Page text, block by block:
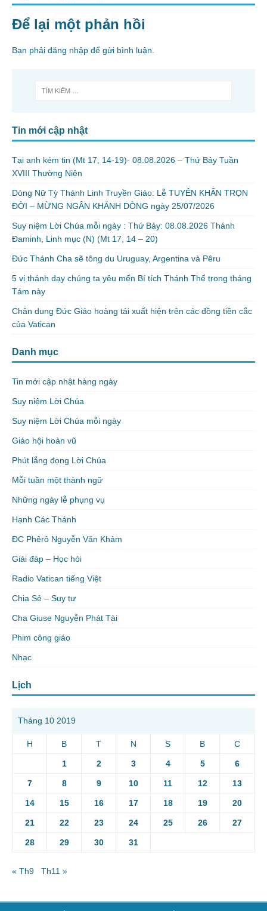
Để lại một phản hồi
Bạn phải đăng nhập để gửi bình luận.
Tin mới cập nhật
Tại anh kém tin (Mt 17, 14-19)- 08.08.2026 – Thứ Bảy Tuần
XVIII Thường Niên
Dòng Nữ Tỳ Thánh Linh Truyền Giáo: Lễ TUYÊN KHẤN TRỌN
ĐỜI – MỪNG NGÂN KHÁNH DÒNG ngày 25/07/2026
Suy niệm Lời Chúa mỗi ngày : Thứ Bảy: 08.08.2026 Thánh
Đaminh, Linh mục (N) (Mt 17, 14 – 20)
Đức Thánh Cha sẽ tông du Uruguay, Argentina và Pêru
5 vị thánh dạy chúng ta yêu mến Bí tích Thánh Thể trong tháng
Tám này
Chân dung Đức Giáo hoàng tái xuất hiện trên các đồng tiền cắc
của Vatican
Danh mục
Tin mới cập nhật hàng ngày
Suy niệm Lời Chúa
Suy niệm Lời Chúa mỗi ngày
Giáo hội hoàn vũ
Phút lắng đọng Lời Chúa
Mỗi tuần một thành ngữ
Những ngày lễ phụng vụ
Hạnh Các Thánh
ĐC Phêrô Nguyễn Văn Khảm
Giải đáp – Học hỏi
Radio Vatican tiếng Việt
Chia Sẻ – Suy tư
Cha Giuse Nguyễn Phát Tài
Phim công giáo
Nhạc
Lịch
Tháng 10 2019
H B T N S B C
1 2 3 4 5 6
7 8 9 10 11 12 13
14 15 16 17 18 19 20
21 22 23 24 25 26 27
28 29 30 31
« Th9 Th11 »